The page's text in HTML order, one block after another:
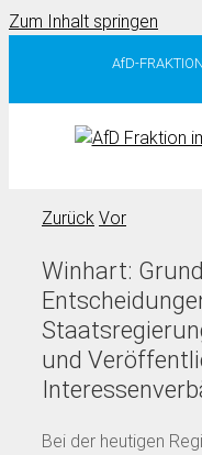
Zum Inhalt springen
AfD-
Zurück Vor
Winhart:
und
Bei der heutigen